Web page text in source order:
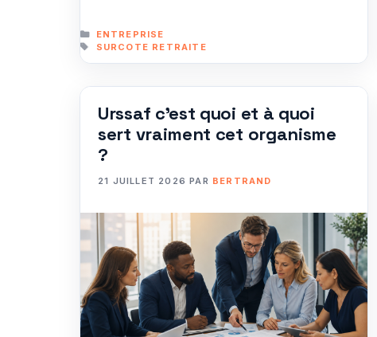
CATÉGORIES
ENTREPRISE
ÉTIQUETTES
SURCOTE RETRAITE
Urssaf c’est quoi et à quoi
sert vraiment cet organisme
?
21 JUILLET 2026 PAR BERTRAND